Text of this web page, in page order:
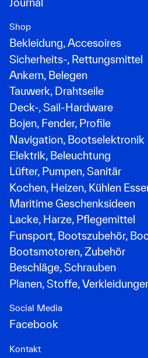
Shop
Bekleidung, Accesoires
Sicherheits-, Rettungsmittel
Ankern, Belegen
Tauwerk, Drahtseile
Deck-, Sail-Hardware
Bojen, Fender, Profile
Navigation, Bootselektronik
Elektrik, Beleuchtung
Lüfter, Pumpen, Sanitär
Kochen, Heizen, Kühlen
Maritime Geschenksideen
Lacke, Harze, Pflegemittel
Funsport, Bootszubehör,
Bootsmotoren, Zubehör
Beschläge, Schrauben
Planen, Stoffe,
Social Media
Facebook
Kontakt